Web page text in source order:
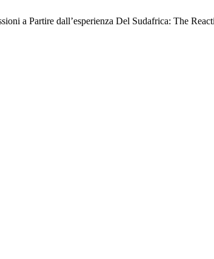
a Partire dall’esperienza Del Sudafrica: The